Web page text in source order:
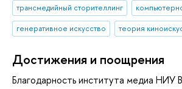
трансмедийный сторителлинг
генеративное искусство
теория
Достижения и поощрения
Благодарность института медиа